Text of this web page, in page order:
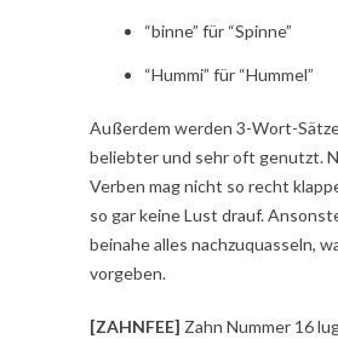
“binne” für “Spinne”
“Hummi” für “Hummel”
Außerdem werden 3-Wort-
beliebter und sehr oft genutzt.
Verben mag nicht so recht
so gar keine Lust drauf.
beinahe alles nachzuquasseln,
vorgeben.
[ZAHNFEE] Zahn Nummer 16